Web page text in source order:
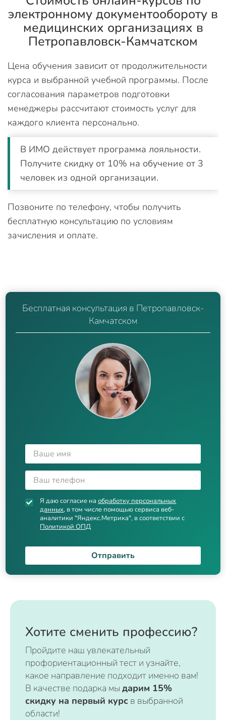
электронному документообороту в
медицинских организациях в
Петропавловск-Камчатском
Цена обучения зависит от продолжительности
курса и выбранной учебной программы. После
согласования параметров подготовки
менеджеры рассчитают стоимость услуг для
каждого клиента персонально.
В ИМО действует программа лояльности.
Получите скидку от 10% на обучение от 3
человек из одной организации.
Позвоните по телефону, чтобы получить
бесплатную консультацию по условиям
зачисления и оплате.
Бесплатная консультация в Петропавловск-
Камчатском
Я даю согласие наобработку персональных
данных, в том числе помощью сервиса веб-
аналитики "Яндекс.Метрика", в соответствии с
Политикой ОПД
Отправить
Хотите сменить профессию?
Пройдите наш увлекательный
профориентационный тест и узнайте,
какое направление подходит именно вам!
В качестве подарка мы дарим 15%
скидку на первый курс в выбранной
области!